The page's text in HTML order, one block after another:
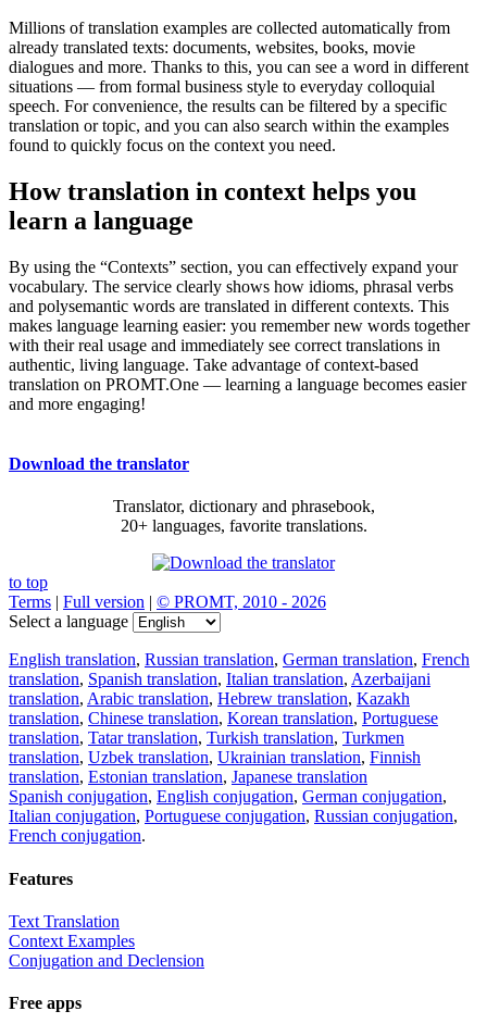
Millions of translation examples are collected automatically from
already translated texts: documents, websites, books, movie
dialogues and more. Thanks to this, you can see a word in different
situations — from formal business style to everyday colloquial
speech. For convenience, the results can be filtered by a specific
translation or topic, and you can also search within the examples
found to quickly focus on the context you need.
How translation in context helps you
learn a language
By using the “Contexts” section, you can effectively expand your
vocabulary. The service clearly shows how idioms, phrasal verbs
and polysemantic words are translated in different contexts. This
makes language learning easier: you remember new words together
with their real usage and immediately see correct translations in
authentic, living language. Take advantage of context-based
translation on PROMT.One — learning a language becomes easier
and more engaging!
Download the translator
Translator, dictionary and phrasebook,
20+ languages, favorite translations.
to top
Terms | Full version | © PROMT, 2010 - 2026
Select a language
English translation, Russian translation, German translation, French
translation, Spanish translation, Italian translation, Azerbaijani
translation, Arabic translation, Hebrew translation, Kazakh
translation, Chinese translation, Korean translation, Portuguese
translation, Tatar translation, Turkish translation, Turkmen
translation, Uzbek translation, Ukrainian translation, Finnish
translation, Estonian translation, Japanese translation
Spanish conjugation, English conjugation, German conjugation,
Italian conjugation, Portuguese conjugation, Russian conjugation,
French conjugation.
Features
Text Translation
Context Examples
Conjugation and Declension
Free apps